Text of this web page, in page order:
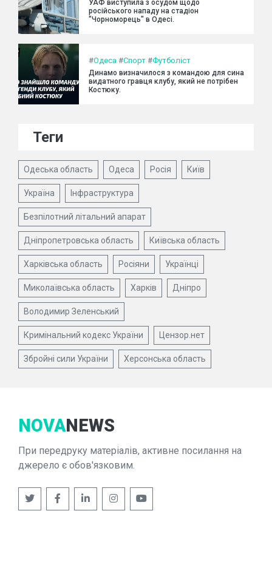
УАФ виступила з осудом щодо
російського нападу на стадіон
"Чорноморець" в Одесі.
#Одеса #Спорт #Футболіст
Динамо визначилося з командою для сина
видатного гравця клубу, який не потрібен
Костюку.
Теги
Одеська область Одеса Росія Київ
Україна Інфраструктура
Безпілотний літальний апарат
Дніпропетровська область Київська область
Харківська область Росіяни Українці
Миколаївська область Харків Дніпро
Володимир Зеленський
Кримінальний кодекс України Цензор.нет
Збройні сили України Херсонська область
NOVANEWS
При передруку матеріалів, активне посилання на
джерело є обов'язковим.